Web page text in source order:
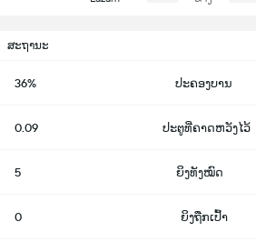
ສະຖານະ
36% ປະຄອງບານ
0.09 ປະຕູທີ່ຄາດຫວັງໄວ້
5 ຍິງທັງໝົດ
0 ຍິງຖືກເປົ້າ